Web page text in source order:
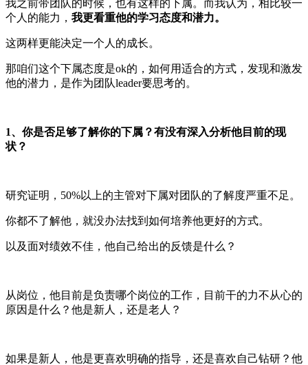
我之前带团队的时候，也有这样的下属。而我认为，相比较一
个人的能力， 我更看重他的学习态度和潜力。
这两样更能决定一个人的成长。
那咱们这个下属态度是ok的，如何用适合的方式，发现和激发
他的潜力，是作为团队leader要思考的。
1、你是否足够了解你的下属？有没有深入分析他目前的现
状？
研究证明，50%以上的主管对下属对团队的了解度严重不足。
你都不了解他，就没办法找到如何培养他更好的方式。
以及面对绩效不佳，他自己给出的反馈是什么？
从岗位，他目前是负责哪个岗位的工作，目前干的力不从心的
原因是什么？他是新人，还是老人？
如果是新人，他是更喜欢明确的指导，还是喜欢自己钻研？他